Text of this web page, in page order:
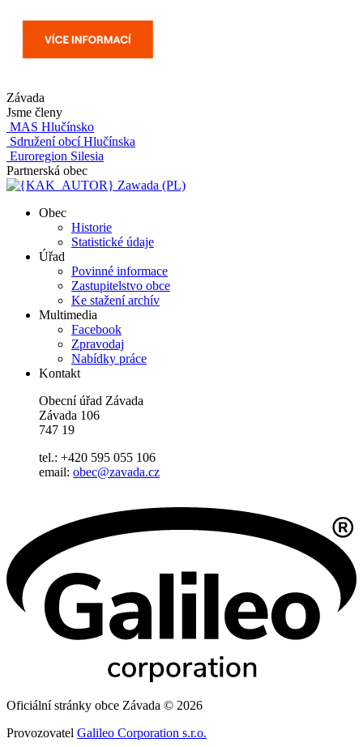
Závada
Jsme členy
MAS Hlučínsko
Sdružení obcí Hlučínska
Euroregion Silesia
Partnerská obec
Zawada (PL)
Obec
Historie
Statistické údaje
Úřad
Povinné informace
Zastupitelstvo obce
Ke stažení archív
Multimedia
Facebook
Zpravodaj
Nabídky práce
Kontakt
Obecní úřad Závada
Závada 106
747 19
tel.: +420 595 055 106
email: obec@zavada.cz
Oficiální stránky obce Závada © 2026
Provozovatel Galileo Corporation s.r.o.